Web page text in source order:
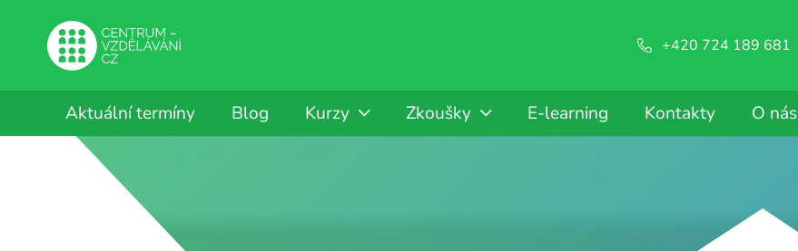
+420 724 189 681
Aktuální termíny Blog Kurzy Zkoušky E-learning Kontakty O nás